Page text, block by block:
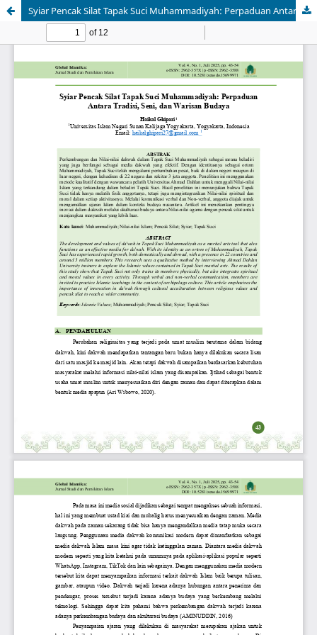
Syiar Pencak Silat Tapak Suci Muhammadiyah: Perpaduan Antara Tradisi, Seni, dan Warisan Budaya